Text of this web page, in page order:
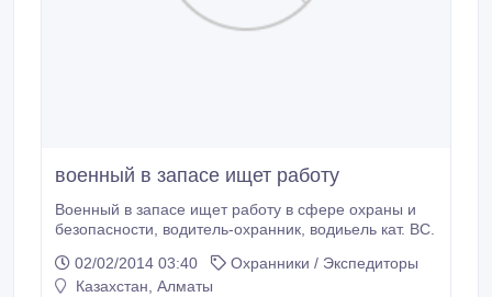
военный в запасе ищет работу
Военный в запасе ищет работу в сфере охраны и
безопасности, водитель-охранник, водиьель кат. ВС.
02/02/2014 03:40
Охранники / Экспедиторы
Казахстан, Алматы